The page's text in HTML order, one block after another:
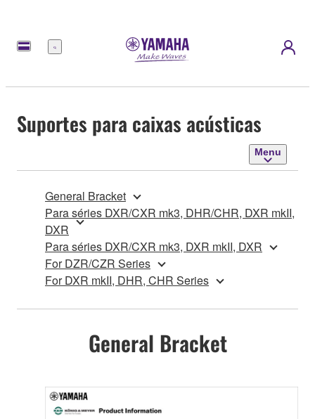
Menu
Suportes para caixas acústicas
Menu
General Bracket
Para séries DXR/CXR mk3, DHR/CHR, DXR mkII,
DXR
Para séries DXR/CXR mk3, DXR mkII, DXR
For DZR/CZR Series
For DXR mkII, DHR, CHR Series
General Bracket